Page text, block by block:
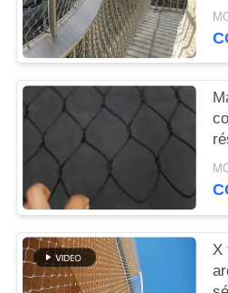
POLITIQUE
DE
X